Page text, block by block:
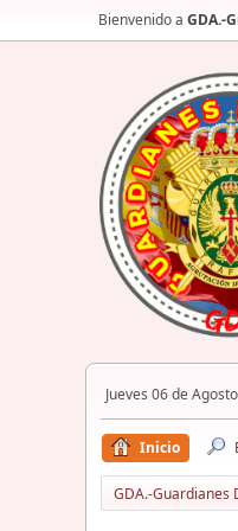
Bienvenido a GDA.-
Jueves 06 de
Inicio
GDA.-Guardianes